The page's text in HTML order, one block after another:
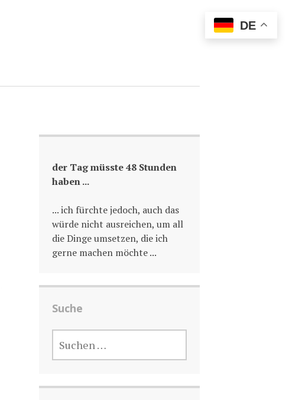
der Tag müsste 48 Stunden
haben ...
... ich fürchte jedoch, auch das
würde nicht ausreichen, um all
die Dinge umsetzen, die ich
gerne machen möchte ...
Suche
NACH:
DE